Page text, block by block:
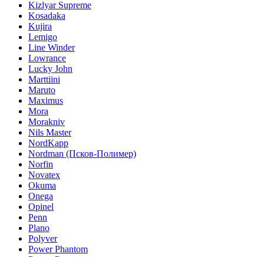
Kizlyar Supreme
Kosadaka
Kujira
Lemigo
Line Winder
Lowrance
Lucky John
Marttiini
Maruto
Maximus
Mora
Morakniv
Nils Master
NordKapp
Nordman (Псков-Полимер)
Norfin
Novatex
Okuma
Onega
Opinel
Penn
Plano
Polyver
Power Phantom